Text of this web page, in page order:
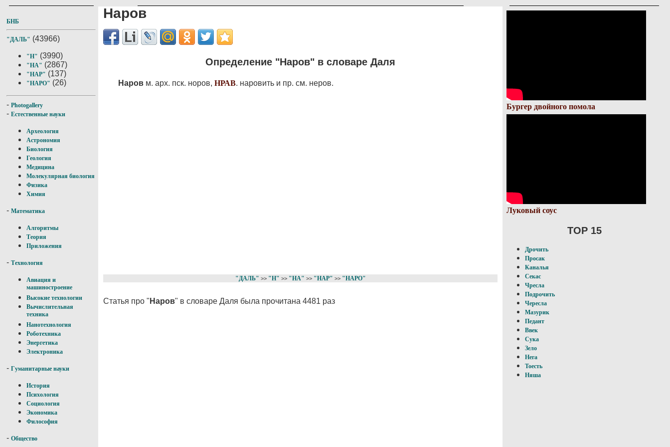
БНБ
"ДАЛЬ" (43966)
"Н" (3990)
"НА" (2867)
"НАР" (137)
"НАРО" (26)
- Photogallery
- Естественные науки
Археология
Астрономия
Биология
Геология
Медицина
Молекулярная биология
Физика
Химия
- Математика
Алгоритмы
Теория
Приложения
- Технология
Авиация и
машиностроение
Высокие технологии
Вычислительная
техника
Нанотехнология
Роботехника
Энергетика
Электроника
- Гуманитарные науки
История
Психология
Социология
Экономика
Философия
- Общество
Наров
Определение "Наров" в словаре Даля
Наров м. арх. пск. норов, НРАВ. наровить и пр. см. неров.
"ДАЛЬ" >> "Н" >> "НА" >> "НАР" >> "НАРО"
Статья про " Наров" в словаре Даля была прочитана 4481 раз
Бургер двойного помола
Луковый соус
TOP 15
Дрочить
Просак
Каналья
Секас
Чресла
Подрочить
Чересла
Мазурик
Педант
Ввек
Сука
Зело
Нега
Тоесть
Няша